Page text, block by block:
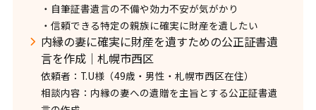
・自筆証書遺言の不備や効力不安が気がかり
・信頼できる特定の親族に確実に財産を遺したい
内縁の妻に確実に財産を遺すための公正証書遺
言を作成｜札幌市西区
依頼者：T.U様（49歳・男性・札幌市西区在住）
相談内容：内縁の妻への遺贈を主旨とする公正証書遺